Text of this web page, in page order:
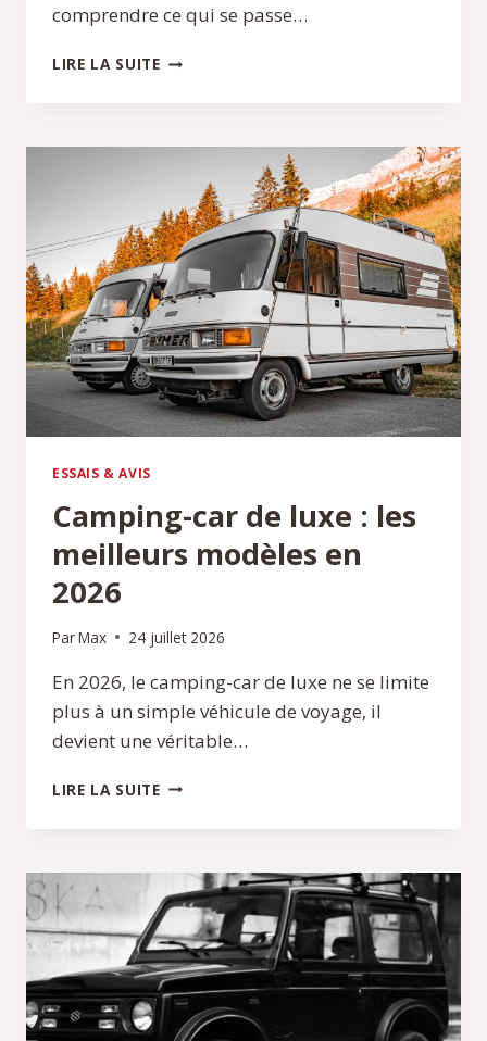
comprendre ce qui se passe…
LIRE LA SUITEVOYANT
BORD
DS3
:
QUE
SIGNIFIE-
T-
IL
?
ESSAIS & AVIS
Camping-car de luxe : les
meilleurs modèles en
2026
ParMax 24 juillet 2026
En 2026, le camping-car de luxe ne se limite
plus à un simple véhicule de voyage, il
devient une véritable…
LIRE LA SUITECAMPING-
:
LES
MEILLEURS
MODÈLES
EN
2026